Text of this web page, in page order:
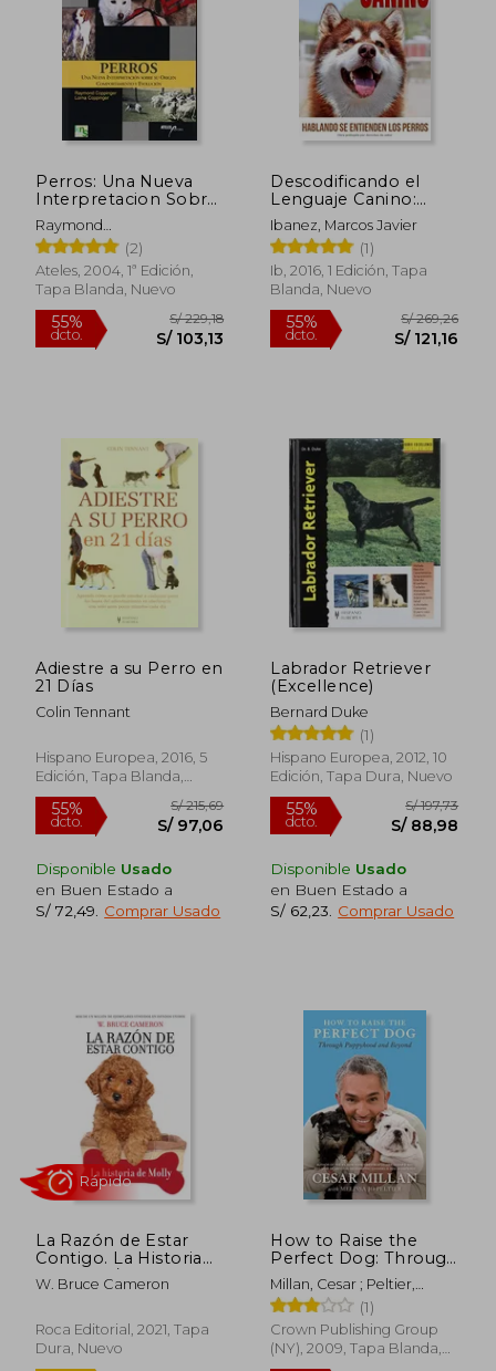
55%
dcto.
S/ 235,99
S/ 106,19
55%
dcto.
Perros: Una Nueva
Interpretacion Sobre
su Origen,
Comportamiento y
Evolucion
Raymond
Coppinger,Lorna
Coppinger
(2)
Ateles, 2004, 1ª Edición,
Tapa Blanda, Nuevo
55%
Descodificando el
Lenguaje Canino:
Hablando se
Entienden los Perros
(Paperback or
Softback)
Ibanez, Marcos Javier
(1)
Ib, 2016, 1 Edición, Tapa
Blanda, Nuevo
55%
dcto.
Adiestre a su Perro en
21 Días
Colin Tennant
Hispano Europea, 2016, 5
Edición, Tapa Blanda,
Nuevo
Disponible Usado
en Buen Estado a
S/ 72,49
Comprar Usado
Labrador Retriever
(Excellence)
Bernard Duke
(1)
Hispano Europea, 2012, 10
Edición, Tapa Dura, Nuevo
Disponible Usado
en Buen Estado a
S/ 62,23
Comprar Usado
La Razón de Estar
Contigo. La Historia
de Molly / A Dog's
Way Home. Molly's
W. Bruce Cameron
Roca Editorial, 2021, Tapa
Dura, Nuevo
How to Raise the
Perfect Dog: Through
Puppyhood and
Beyond (en Inglés)
Millan, Cesar ; Peltier,
Melissa Jo
(1)
Crown Publishing Group
(NY), 2009, Tapa Blanda,
Nuevo